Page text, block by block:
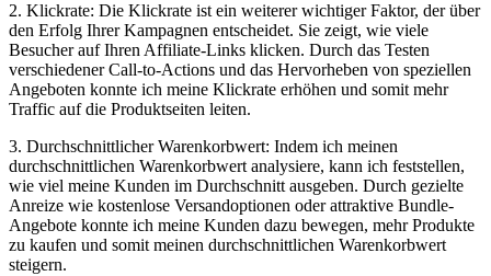
2.⁣ Klickrate: Die ⁤Klickrate ist ein ‌weiterer wichtiger Faktor, der über
den Erfolg ‌Ihrer Kampagnen entscheidet. Sie zeigt,⁢ wie viele
Besucher​ auf ⁤Ihren Affiliate-Links klicken. Durch das Testen
verschiedener Call-to-Actions und das Hervorheben von speziellen
Angeboten konnte ich meine Klickrate​ erhöhen und somit⁤ mehr
Traffic‍ auf die ‍Produktseiten⁢ leiten.
3. Durchschnittlicher⁤ Warenkorbwert:⁣ Indem ich meinen
durchschnittlichen ⁣Warenkorbwert analysiere, kann ich feststellen,
⁣wie viel meine​ Kunden im Durchschnitt ausgeben.⁣ Durch ‌gezielte
Anreize wie kostenlose Versandoptionen oder attraktive ⁣Bundle-
Angebote konnte ich meine Kunden ‌dazu ​bewegen, mehr Produkte
zu⁢ kaufen⁤ und somit meinen durchschnittlichen ⁤Warenkorbwert
steigern.